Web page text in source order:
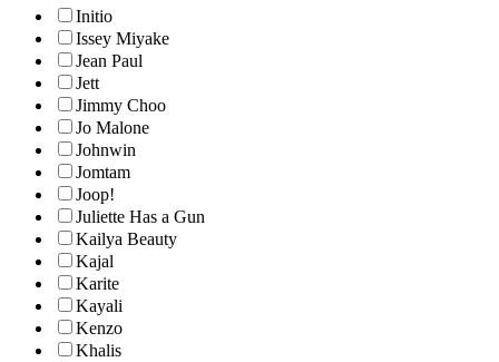
Initio
Issey Miyake
Jean Paul
Jett
Jimmy Choo
Jo Malone
Johnwin
Jomtam
Joop!
Juliette Has a Gun
Kailya Beauty
Kajal
Karite
Kayali
Kenzo
Khalis